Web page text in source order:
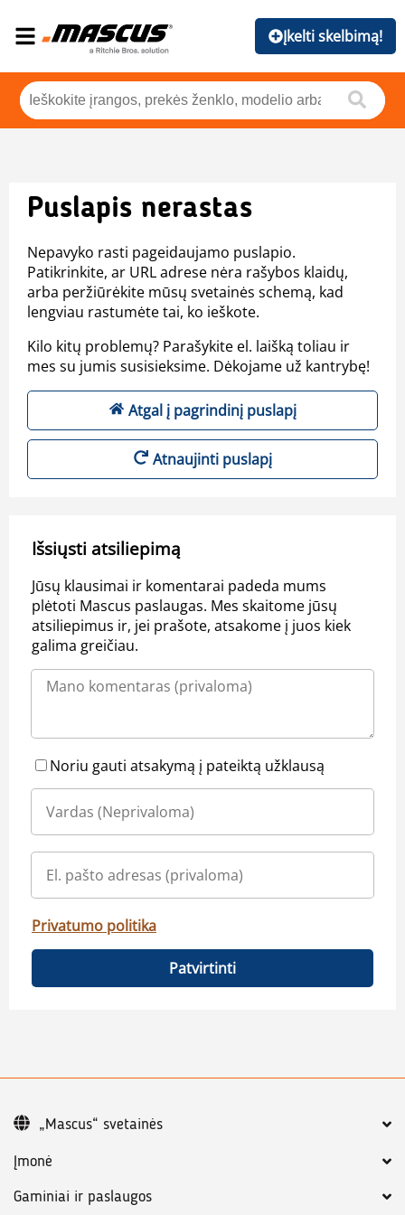
Įkelti skelbimą!
Puslapis nerastas
Nepavyko rasti pageidaujamo puslapio.
Patikrinkite, ar URL adrese nėra rašybos klaidų,
arba peržiūrėkite mūsų svetainės schemą, kad
lengviau rastumėte tai, ko ieškote.
Kilo kitų problemų? Parašykite el. laišką toliau ir
mes su jumis susisieksime. Dėkojame už kantrybę!
Atgal į pagrindinį puslapį
Atnaujinti puslapį
Išsiųsti atsiliepimą
Jūsų klausimai ir komentarai padeda mums
plėtoti Mascus paslaugas. Mes skaitome jūsų
atsiliepimus ir, jei prašote, atsakome į juos kiek
galima greičiau.
Noriu gauti atsakymą į pateiktą užklausą
Privatumo politika
Patvirtinti
Įmonė
Gaminiai ir paslaugos
„Mascus“ svetainės